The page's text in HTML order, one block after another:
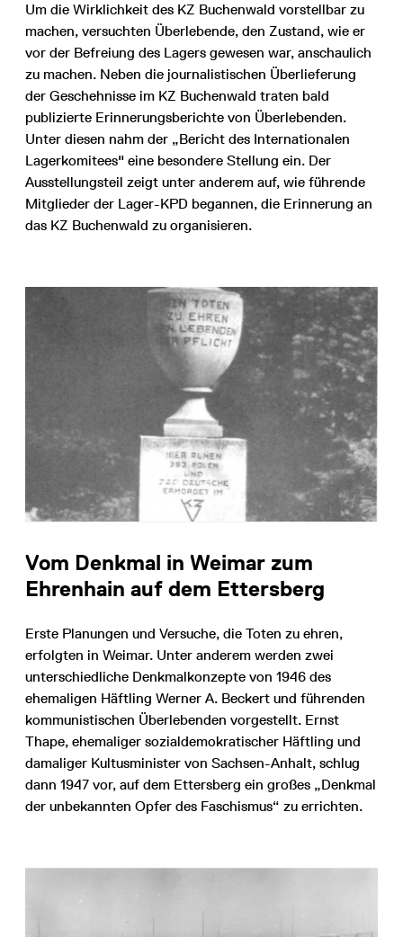
Um die Wirklichkeit des KZ Buchenwald vorstellbar zu
machen, versuchten Überlebende, den Zustand, wie er
vor der Befreiung des Lagers gewesen war, anschaulich
zu machen. Neben die journalistischen Überlieferung
der Geschehnisse im KZ Buchenwald traten bald
publizierte Erinnerungsberichte von Überlebenden.
Unter diesen nahm der „Bericht des Internationalen
Lagerkomitees" eine besondere Stellung ein. Der
Ausstellungsteil zeigt unter anderem auf, wie führende
Mitglieder der Lager-KPD begannen, die Erinnerung an
das KZ Buchenwald zu organisieren.
Vom Denkmal in Weimar zum
Ehrenhain auf dem Ettersberg
Erste Planungen und Versuche, die Toten zu ehren,
erfolgten in Weimar. Unter anderem werden zwei
unterschiedliche Denkmalkonzepte von 1946 des
ehemaligen Häftling Werner A. Beckert und führenden
kommunistischen Überlebenden vorgestellt. Ernst
Thape, ehemaliger sozialdemokratischer Häftling und
damaliger Kultusminister von Sachsen-Anhalt, schlug
dann 1947 vor, auf dem Ettersberg ein großes „Denkmal
der unbekannten Opfer des Faschismus“ zu errichten.